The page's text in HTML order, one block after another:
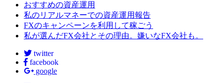
おすすめの資産運用
私のリアルマネーでの資産運用報告
FXのキャンペーンを利用して稼ごう
私が選んだFX会社とその理由。嫌いなFX会社も。
twitter
facebook
google